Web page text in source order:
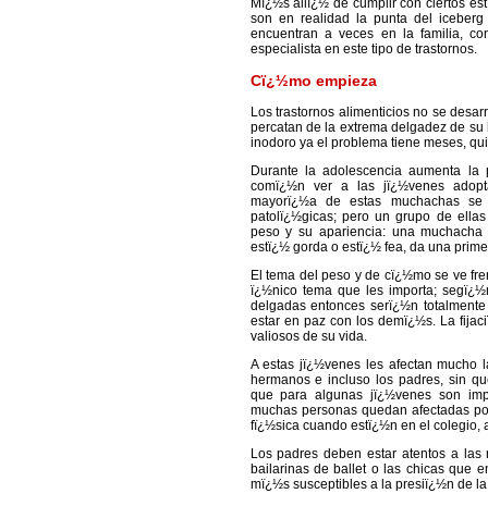
Mï¿½s allï¿½ de cumplir con ciertos
son en realidad la punta del
encuentran a veces en la familia,
especialista en este tipo de trastornos.
Cï¿½mo empieza
Los trastornos alimenticios no se
percatan de la extrema delgadez de
inodoro ya el problema tiene meses,
Durante la adolescencia aumenta
comï¿½n ver a las jï¿½venes
mayorï¿½a de estas muchachas
patolï¿½gicas; pero un grupo de
peso y su apariencia: una
estï¿½ gorda o estï¿½ fea, da una
El tema del peso y de cï¿½mo se ve
ï¿½nico tema que les importa;
delgadas entonces serï¿½n
estar en paz con los demï¿½s. La
valiosos de su vida.
A estas jï¿½venes les afectan
hermanos e incluso los padres, sin
que para algunas jï¿½venes son
muchas personas quedan afectadas
fï¿½sica cuando estï¿½n en el colegio,
Los padres deben estar atentos a
bailarinas de ballet o las chicas que
mï¿½s susceptibles a la presiï¿½n de